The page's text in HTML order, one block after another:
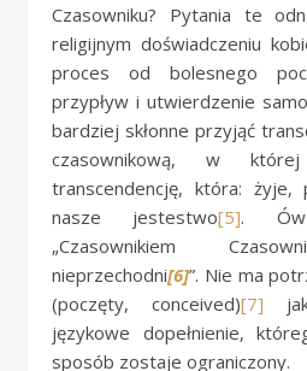
Czasowniku? Pytania te
religijnym doświadczeniu
proces od bolesnego
przypływ i utwierdzenie
bardziej skłonne przyjąć
czasownikową, w
transcendencję, która: żyje,
nasze jestestwo[5]. Ów
„Czasownikiem
nieprzechodni[6]”. Nie ma
(poczęty, conceived)[7]
językowe dopełnienie,
sposób zostaje ograniczony.